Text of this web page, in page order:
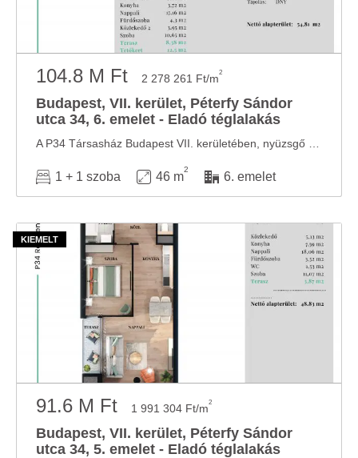
104.8 M Ft 2 278 261 Ft/m2
Budapest, VII. kerület, Péterfy Sándor
utca 34, 6. emelet - Eladó téglalakás
1 + 1 szoba 46 m
2
6. emelet
91.6 M Ft 1 991 304 Ft/m2
Budapest, VII. kerület, Péterfy Sándor
utca 34, 5. emelet - Eladó téglalakás